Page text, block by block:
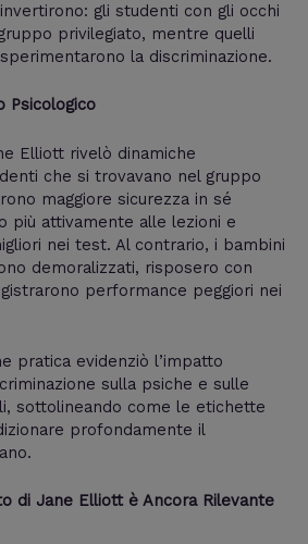
gli studenti con gli occhi
privilegiato, mentre quelli
la discriminazione.
Psicologico
Elliott rivelò dinamiche
che si trovavano nel gruppo
maggiore sicurezza in sé
più attivamente alle lezioni e
nei test. Al contrario, i bambini
demoralizzati, risposero con
performance peggiori nei
pratica evidenziò l’impatto
sulla psiche e sulle
sottolineando come le etichette
profondamente il
di Jane Elliott è Ancora Rilevante